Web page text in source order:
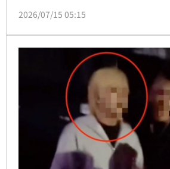
則因難耐長期噪音干擾，憤而登門
已超越一般人所能容忍程度，判賠
惡言部分，則因侵害名譽判賠2000
2026/07/15 05:15